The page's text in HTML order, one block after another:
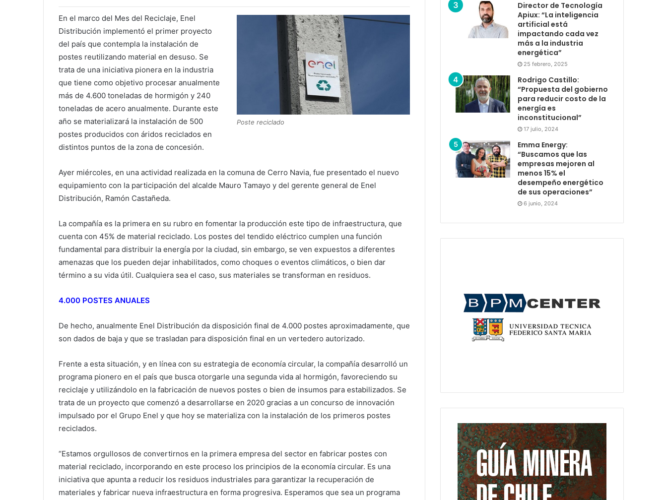
Poste reciclado
En el marco del Mes del Reciclaje, Enel
Distribución implementó el primer proyecto
del país que contempla la instalación de
postes reutilizando material en desuso. Se
trata de una iniciativa pionera en la industria
que tiene como objetivo procesar anualmente
más de 4.600 toneladas de hormigón y 240
toneladas de acero anualmente. Durante este
año se materializará la instalación de 500
postes producidos con áridos reciclados en
distintos puntos de la zona de concesión.
Ayer miércoles, en una actividad realizada en la comuna de Cerro Navia, fue presentado el nuevo
equipamiento con la participación del alcalde Mauro Tamayo y del gerente general de Enel
Distribución, Ramón Castañeda.
La compañía es la primera en su rubro en fomentar la producción este tipo de infraestructura, que
cuenta con 45% de material reciclado. Los postes del tendido eléctrico cumplen una función
fundamental para distribuir la energía por la ciudad, sin embargo, se ven expuestos a diferentes
amenazas que los pueden dejar inhabilitados, como choques o eventos climáticos, o bien dar
término a su vida útil. Cualquiera sea el caso, sus materiales se transforman en residuos.
4.000 POSTES ANUALES
De hecho, anualmente Enel Distribución da disposición final de 4.000 postes aproximadamente, que
son dados de baja y que se trasladan para disposición final en un vertedero autorizado.
Frente a esta situación, y en línea con su estrategia de economía circular, la compañía desarrolló un
programa pionero en el país que busca otorgarle una segunda vida al hormigón, favoreciendo su
reciclaje y utilizándolo en la fabricación de nuevos postes o bien de insumos para estabilizados. Se
trata de un proyecto que comenzó a desarrollarse en 2020 gracias a un concurso de innovación
impulsado por el Grupo Enel y que hoy se materializa con la instalación de los primeros postes
reciclados.
“Estamos orgullosos de convertirnos en la primera empresa del sector en fabricar postes con
material reciclado, incorporando en este proceso los principios de la economía circular. Es una
iniciativa que apunta a reducir los residuos industriales para garantizar la recuperación de
materiales y fabricar nueva infraestructura en forma progresiva. Esperamos que sea un programa
Director de Tecnología
Apiux: “La inteligencia
artificial está
impactando cada vez
más a la industria
energética”
25 febrero, 2025
Rodrigo Castillo:
“Propuesta del gobierno
para reducir costo de la
energía es
inconstitucional”
17 julio, 2024
Emma Energy:
“Buscamos que las
empresas mejoren al
menos 15% el
desempeño energético
de sus operaciones”
6 junio, 2024